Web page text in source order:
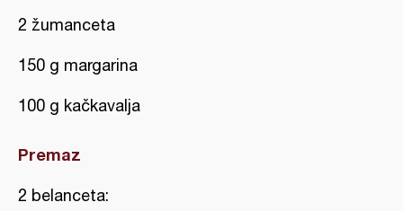
2 žumanceta
150 g margarina
100 g kačkavalja
Premaz
2 belanceta: